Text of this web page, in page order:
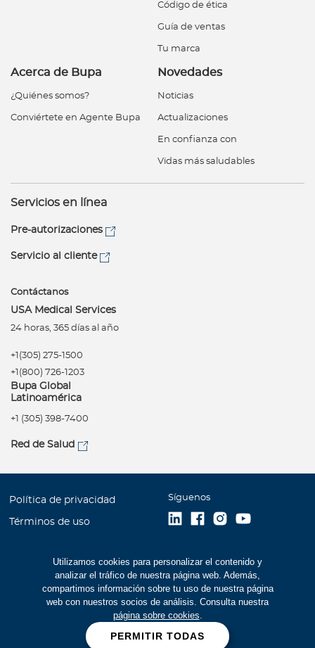
Utilizamos cookies para personalizar el contenido y
analizar el tráfico de nuestra página web. Además,
compartimos información sobre tu uso de nuestra página
web con nuestros socios de análisis. Consulta nuestra
página sobre cookies.
PERMITIR TODAS
Código de ética
Guía de ventas
Tu marca
Acerca de Bupa
¿Quiénes somos?
Conviértete en Agente Bupa
Novedades
Noticias
Actualizaciones
En confianza con
Vidas más saludables
Servicios en línea
Pre-autorizaciones
Servicio al cliente
Contáctanos
USA Medical Services
24 horas, 365 días al año
+1(305) 275-1500
+1(800) 726-1203
Bupa Global
Latinoamérica
+1 (305) 398-7400
Red de Salud
Política de privacidad
Términos de uso
Mapa del Sitio
Trabaje con Bupa
Estados Financieros (516
Síguenos